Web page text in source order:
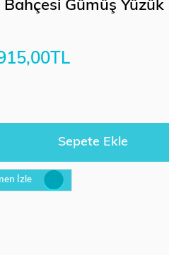
Bahçesi Gümüş Yüzük
İzle